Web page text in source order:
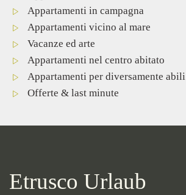
Appartamenti in campagna
Appartamenti vicino al mare
Vacanze ed arte
Appartamenti nel centro abitato
Appartamenti per diversamente abili
Offerte & last minute
Etrusco Urlaub